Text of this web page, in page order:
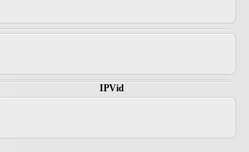
IPVid